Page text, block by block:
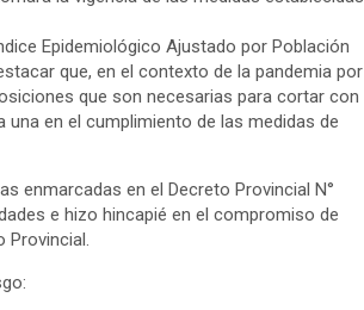
Epidemiológico Ajustado por Población
que, en el contexto de la pandemia por
que son necesarias para cortar con
en el cumplimiento de las medidas de
enmarcadas en el Decreto Provincial N°
e hizo hincapié en el compromiso de
Provincial.